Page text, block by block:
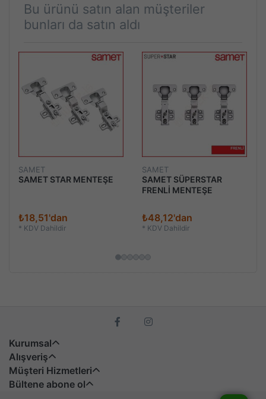
Bu ürünü satın alan müşteriler
bunları da satın aldı
SAMET
SAMET STAR MENTEŞE
₺18,51'dan
* KDV Dahildir
SAMET
SAMET SÜPERSTAR
FRENLİ MENTEŞE
₺48,12'dan
* KDV Dahildir
Kurumsal
Alışveriş
Müşteri Hizmetleri
Bültene abone ol